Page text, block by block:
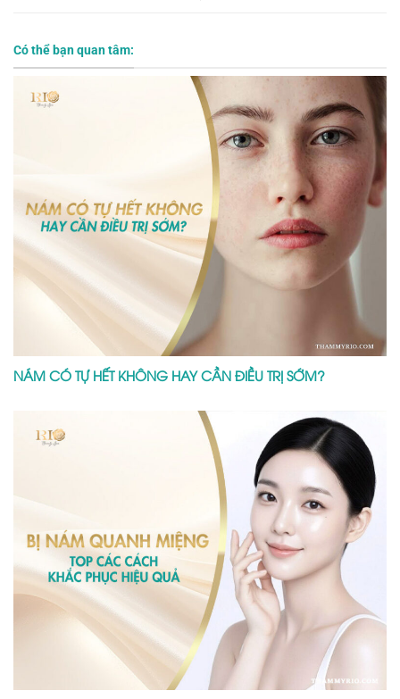
Có thể bạn quan tâm:
NÁM CÓ TỰ HẾT KHÔNG HAY CẦN ĐIỀU TRỊ SỚM?